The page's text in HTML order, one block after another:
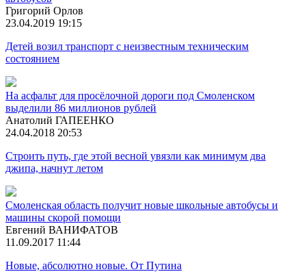
Григорий Орлов
23.04.2019 19:15
Детей возил транспорт с неизвестным техническим
состоянием
На асфальт для просёлочной дороги под Смоленском
выделили 86 миллионов рублей
Анатолий ГАПЕЕНКО
24.04.2018 20:53
Строить путь, где этой весной увязли как минимум два
джипа, начнут летом
Смоленская область получит новые школьные автобусы и
машины скорой помощи
Евгений ВАНИФАТОВ
11.09.2017 11:44
Новые, абсолютно новые. От Путина